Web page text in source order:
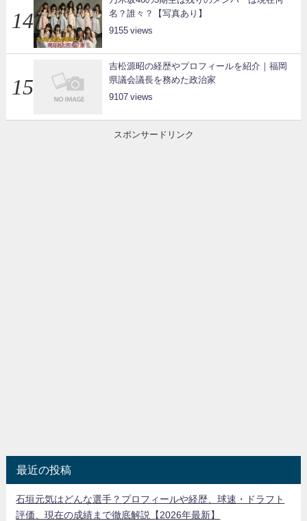
名？誰々？【写真あり】
9155
吉松源昭の経歴やプロフィールを紹介｜福岡
県議会議長を務めた政治家
9107
スポンサードリンク
最近の投稿
石垣元気はどんな選手？プロフィールや経歴、球速・ドラフト
評価、現在の成績まで徹底解説【2026年最新】